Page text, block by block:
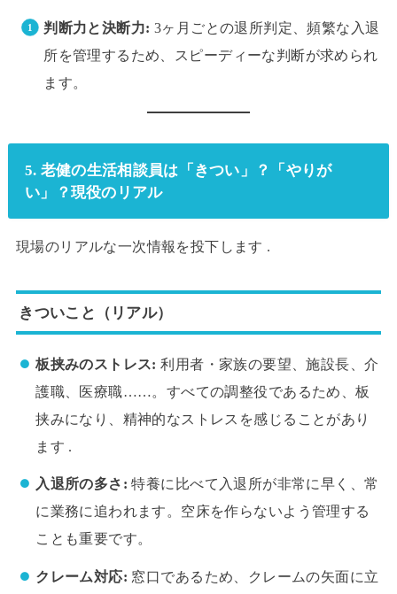
判断力と決断力: 3ヶ月ごとの退所判定、頻繁な入退
所を管理するため、スピーディーな判断が求められ
ます。
5. 老健の生活相談員は「きつい」？「やりが
い」？現役のリアル
現場のリアルな一次情報を投下します .
きついこと（リアル）
板挟みのストレス: 利用者・家族の要望、施設長、介
護職、医療職……。すべての調整役であるため、板
挟みになり、精神的なストレスを感じることがあり
ます .
入退所の多さ: 特養に比べて入退所が非常に早く、常
に業務に追われます。空床を作らないよう管理する
ことも重要です。
クレーム対応: 窓口であるため、クレームの矢面に立